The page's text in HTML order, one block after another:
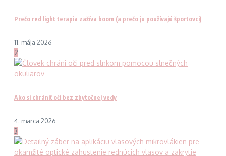
Prečo red light terapia zažíva boom (a prečo ju používajú športovci)
11. mája 2026
2
Ako si chrániť oči bez zbytočnej vedy
4. marca 2026
3